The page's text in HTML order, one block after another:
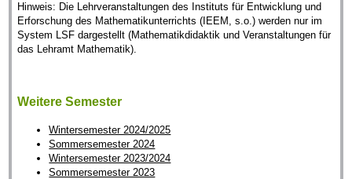
Hinweis: Die Lehrveranstaltungen des Instituts für Entwicklung und
Erforschung des Mathematikunterrichts (IEEM, s.o.) werden nur im
System LSF dargestellt (Mathematikdidaktik und Veranstaltungen für
das Lehramt Mathematik).
Weitere Semester
Wintersemester 2024/2025
Sommersemester 2024
Wintersemester 2023/2024
Sommersemester 2023